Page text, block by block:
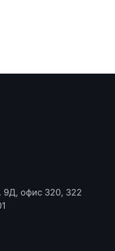
9Д, офис 320, 322